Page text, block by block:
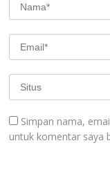
Simpan nama,
untuk komentar saya